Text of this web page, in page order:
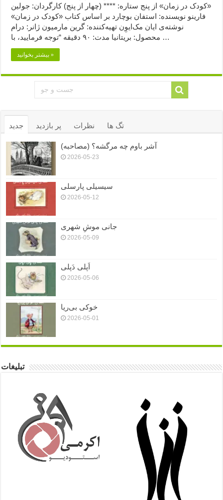
«کودک در زمان» از پنج ستاره: **** (چهار از پنج) کارگردان: جولین
فارینو نویسنده: استفان بوچارد بر اساس کتاب «کودک در زمان»
نوشته‌ی ایان مک‌ایوِن تهیه‌کننده: گرین مارمیون ژانر: درام
محصول: بریتانیا مدت: ۹۰ دقیقه “توجه فرمایید،‌ با …
بیشتر بخوانید »
جدید پر بازدید نظرات تگ ها
آشر باوم چه مرگشه؟ (مصاحبه)
2026-05-23
سیسیلی پارسلی
2026-05-12
جانی موشِ شهری
2026-05-09
اَپلی دَپلی
2026-05-06
خوکی بی‌ریا
2026-05-01
تبلیغات